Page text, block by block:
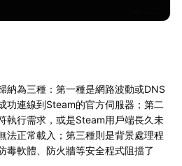
納為三種：第一種是網路波動或DNS
功連線到Steam的官方伺服器；第二
執行需求，或是Steam用戶端長久未
法正常載入；第三種則是背景處理程
毒軟體、防火牆等安全程式阻擋了